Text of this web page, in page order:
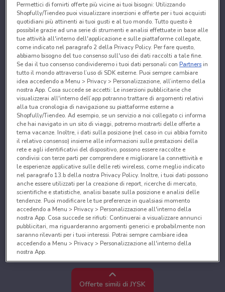
Offerte simili di JYSK
Permettici di fornirti offerte più vicine ai tuoi bisogni: Utilizzando
Shopfully/Tiendeo puoi visualizzare inserzioni e offerte per i tuoi acquisti
quotidiani più attinenti ai tuoi gusti e al tuo mondo. Tutto questo è
possibile grazie ad una serie di strumenti e analisi effettuate in base alle
tue attività all'interno dell'applicazione e sulle piattaforme collegate,
come indicato nel paragrafo 2 della Privacy Policy. Per fare questo,
abbiamo bisogno del tuo consenso sull'uso dei dati raccolti a tale fine.
Se dai il tuo consenso condivideremo i tuoi dati personali conPartnersin
tutto il mondo attraverso l’uso di SDK esterne. Puoi sempre cambiare
idea accedendo a Menu > Privacy > Personalizzazione, all’interno della
nostra App. Cosa succede se accetti: Le inserzioni pubblicitarie che
visualizzerai all'interno dell’app potranno trattare di argomenti relativi
alla tua cronologia di navigazione su piattaforme esterne a
Shopfully/Tiendeo. Ad esempio, se un servizio a noi collegato ci informa
che hai navigato in un sito di viaggi, potremo mostrarti delle offerte a
tema vacanze. Inoltre, i dati sulla posizione (nel caso in cui abbia fornito
il relativo consenso) insieme alle informazioni sulle prestazioni della
rete e agli identificativi del dispositivo, possono essere raccolte e
condivisi con terze parti per comprendere e migliorare la connettività e
le esperienze applicative sulle delle reti wireless, come meglio indicato
nel paragrafo 13.b della nostra Privacy Policy. Inoltre, i tuoi dati possono
anche essere utilizzati per la creazione di report, ricerche di mercato,
scientifiche e statistiche, analisi basate sulla posizione e analisi delle
tendenze. Puoi modificare le tue preferenze in qualsiasi momento
accedendo a Menu > Privacy > Personalizzazione all'interno della
nostra App. Cosa succede se rifiuti: Continuerai a visualizzare annunci
pubblicitari, ma riguarderanno argomenti generici e probabilmente non
saranno rilevanti per i tuoi interessi. Potrai sempre cambiare idea
accedendo a Menu > Privacy > Personalizzazione all'interno della
nostra App.
Noi e i nostri partner trattiamo i dati per fornire:
Utilizzare dati di geolocalizzazione precisi. Scansione attiva delle
caratteristiche del dispositivo ai fini dell’identificazione. Archiviare